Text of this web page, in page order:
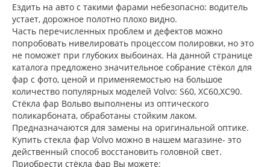
Ездить на авто с такими фарами небезопасно: водитель
устает, дорожное полотно плохо видно.
Часть перечисленных проблем и дефектов можно
попробовать нивелировать процессом полировки, но это
не поможет при глубоких выбоинах. На данной странице
каталога предложено значительное собрание стёкол для
фар с фото, ценой и применяемостью на большое
количество популярных моделей Volvo: S60, XC60,XC90.
Стёкла фар Вольво выполнены из оптического
поликарбоната, обработаны стойким лаком.
Предназначаются для замены на оригинальной оптике.
Купить стекла фар Volvo можно в нашем магазине- это
действенный способ восстановить головной свет.
Приобрести стёкла фар Вы можете: